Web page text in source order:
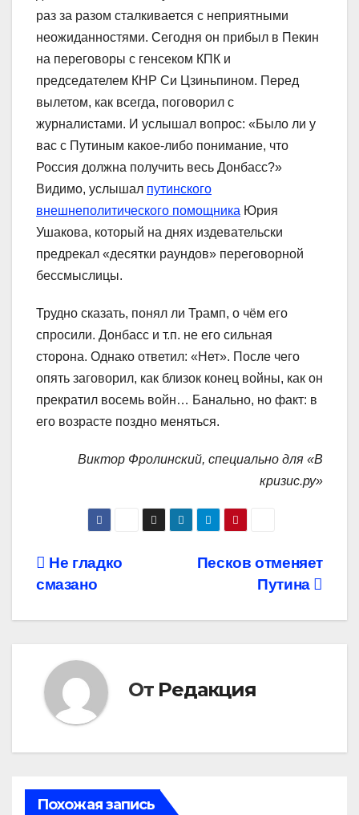
раз за разом сталкивается с неприятными
неожиданностями. Сегодня он прибыл в Пекин
на переговоры с генсеком КПК и
председателем КНР Си Цзиньпином. Перед
вылетом, как всегда, поговорил с
журналистами. И услышал вопрос: «Было ли у
вас с Путиным какое-либо понимание, что
Россия должна получить весь Донбасс?»
Видимо, услышал путинского
внешнеполитического помощника Юрия
Ушакова, который на днях издевательски
предрекал «десятки раундов» переговорной
бессмыслицы.
Трудно сказать, понял ли Трамп, о чём его
спросили. Донбасс и т.п. не его сильная
сторона. Однако ответил: «Нет». После чего
опять заговорил, как близок конец войны, как он
прекратил восемь войн… Банально, но факт: в
его возрасте поздно меняться.
Виктор Фролинский, специально для «В
кризис.ру»
Навигация
Песков отменяет
Путина
Не гладко
смазано
От Редакция
Похожая запись